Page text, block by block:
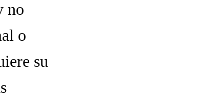
no
o
su